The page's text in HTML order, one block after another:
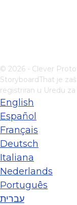
© 2026 - Clever
StoryboardThat je
registriran u Uredu
English
Español
Français
Deutsch
Italiana
Nederlands
Português
עברית